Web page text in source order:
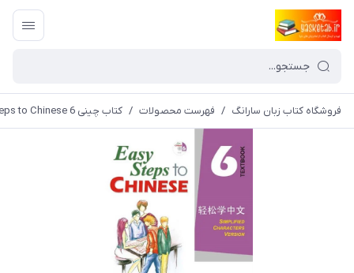
فروشگاه کتاب زبان سارانگ / فهرست محصولات / کتاب چینی Easy Steps to Chinese 6